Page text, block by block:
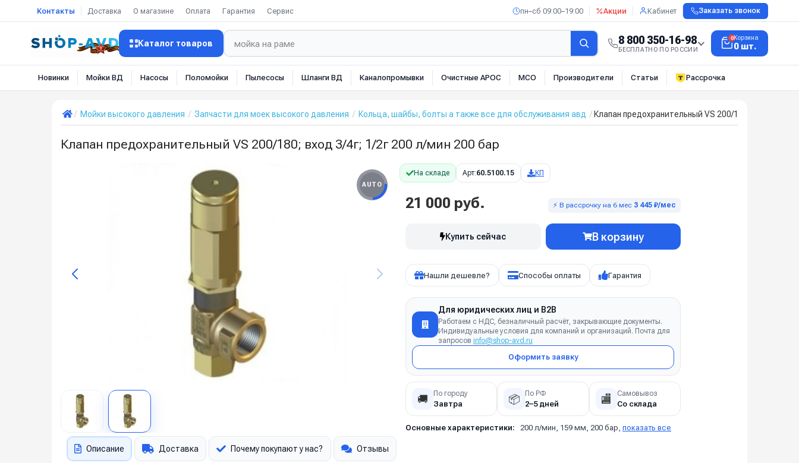
Контакты Доставка О магазине Оплата Гарантия Сервис пн–сб 09:00–19:00 Акции Кабинет Заказать звонок
Каталог товаров 8 800 350-16-98
БЕСПЛАТНО ПО РОССИИ
0Корзина
0 шт.
Новинки Мойки ВД Насосы Поломойки Пылесосы Шланги ВД Каналопромывки Очистные АРОС МСО Производители Статьи Рассрочка
Мойки высокого давления Запчасти для моек высокого давления Кольца, шайбы, болты а также все для обслуживания авд Клапан предохранительный VS 200/180; вход 3/4г;
Клапан предохранительный VS 200/180; вход 3/4г; 1/2г 200 л/мин 200 бар
AUTO
На складе Арт:60.5100.15 КП
21 000 руб. ⚡ В рассрочку на 6 мес 3 445 ₽/мес
Купить сейчас В корзину
Нашли дешевле? Способы оплаты Гарантия
Для юридических лиц и B2B
Работаем с НДС, безналичный расчёт, закрывающие документы.
Индивидуальные условия для компаний и организаций. Почта для
запросов info@shop-avd.ru
Оформить заявку
🚚 По городу
Завтра 📦 По РФ
2–5 дней 🏬 Самовывоз
Со склада
Основные характеристики: 200 л/мин, 159 мм, 200 бар, показать все
Описание Доставка Почему покупают у нас? Отзывы